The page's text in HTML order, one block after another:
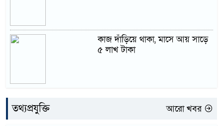
কাজ দাঁড়িয়ে থাকা, মাসে আয় সাড়ে
৫ লাখ টাকা
তথ্যপ্রযুক্তি আরো খবর